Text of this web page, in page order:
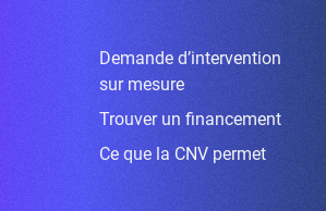
Demande d’intervention
sur mesure
Trouver un financement
Ce que la CNV permet